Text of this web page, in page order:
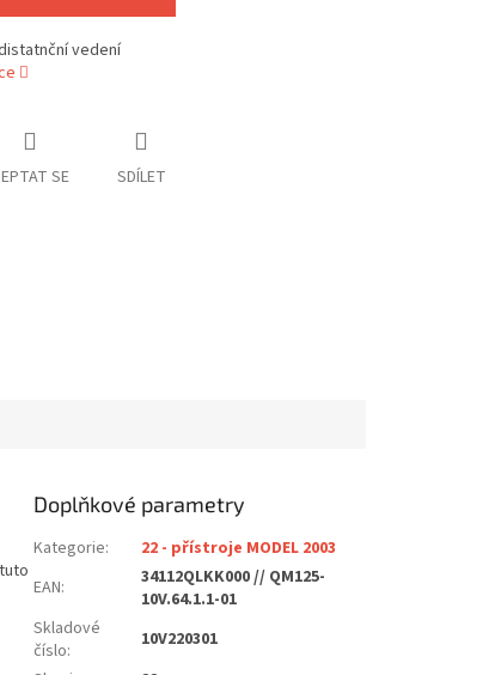
vedení
SE SDÍLET
Doplňkové parametry
Kategorie:
22 - přístroje MODEL 2003
EAN:
34112QLKK000 // QM125-
10V.64.1.1-01
Skladové
číslo:
10V220301